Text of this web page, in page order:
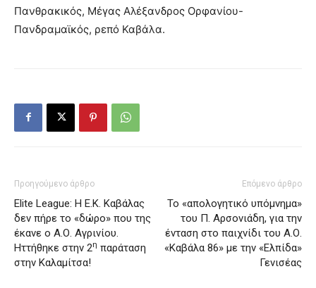
Πανθρακικός, Μέγας Αλέξανδρος Ορφανίου-
Πανδραμαϊκός, ρεπό Καβάλα.
Προηγούμενο άρθρο
Elite League: Η Ε.Κ. Καβάλας
δεν πήρε το «δώρο» που της
έκανε ο Α.Ο. Αγρινίου.
Ηττήθηκε στην 2η παράταση
στην Καλαμίτσα!
Επόμενο άρθρο
Το «απολογητικό υπόμνημα»
του Π. Αρσονιάδη, για την
ένταση στο παιχνίδι του Α.Ο.
«Καβάλα 86» με την «Ελπίδα»
Γενισέας